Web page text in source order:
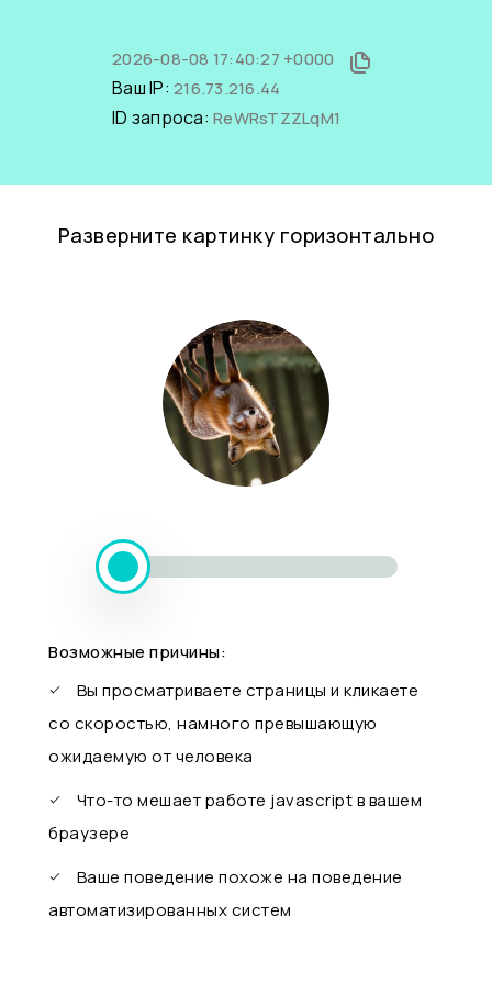
2026-08-08 17:40:27 +0000
Ваш IP: 216.73.216.44
ID запроса: ReWRsTZZLqM1
Разверните картинку горизонтально
Возможные причины:
Вы просматриваете страницы и кликаете
со скоростью, намного превышающую
ожидаемую от человека
Что-то мешает работе javascript в вашем
браузере
Ваше поведение похоже на поведение
автоматизированных систем